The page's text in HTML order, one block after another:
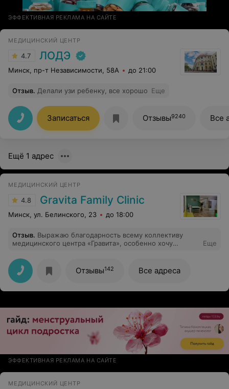
ЭФФЕКТИВНАЯ РЕКЛАМА НА САЙТЕ
МЕДИЦИНСКИЙ ЦЕНТР
4.7 ЛОДЭ
Минск, пр-т Независимости, 58А до 21:00
Отзыв. Делали узи ребенку, все хорошо Еще
Записаться Отзывы9240 Все
Ещё 1 адрес
МЕДИЦИНСКИЙ ЦЕНТР
4.8 Gravita Family Clinic
Минск, ул. Белинского, 23 до 18:00
Отзыв. Выражаю благодарность всему коллективу
медицинского центра «Гравита», особенно хочу
Блюмина Евгении Аркадьевны , всем рекомендую !
Еще
Отзывы142 Все адреса
ЭФФЕКТИВНАЯ РЕКЛАМА НА САЙТЕ
МЕДИЦИНСКИЙ ЦЕНТР